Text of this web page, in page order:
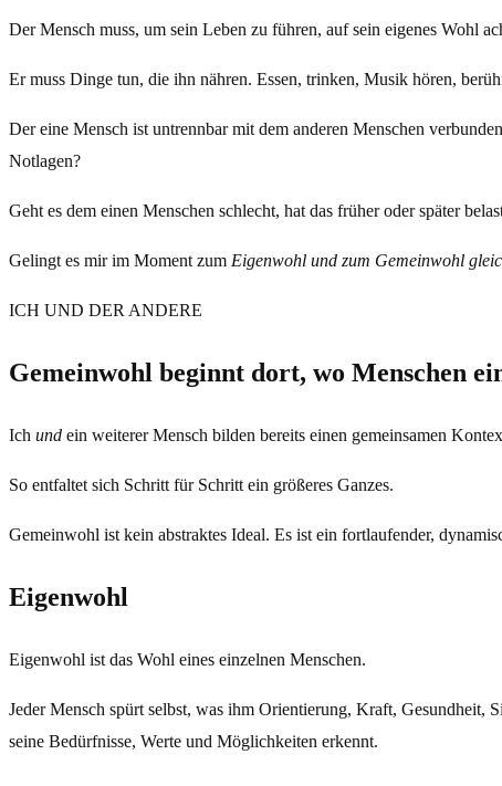
Der Mensch muss, um sein Leben zu führen, auf sein eigenes Wohl
Er muss Dinge tun, die ihn nähren. Essen, trinken, Musik hören,
Der eine Mensch ist untrennbar mit dem anderen Menschen
Notlagen?
Geht es dem einen Menschen schlecht, hat das früher oder später
Gelingt es mir im Moment zum Eigenwohl und zum Gemeinwohl
ICH UND DER ANDERE
Gemeinwohl beginnt dort, wo Menschen
Ich und ein weiterer Mensch bilden bereits einen gemeinsamen
So entfaltet sich Schritt für Schritt ein größeres Ganzes.
Gemeinwohl ist kein abstraktes Ideal. Es ist ein fortlaufender,
Eigenwohl
Eigenwohl ist das Wohl eines einzelnen Menschen.
Jeder Mensch spürt selbst, was ihm Orientierung, Kraft,
seine Bedürfnisse, Werte und Möglichkeiten erkennt.